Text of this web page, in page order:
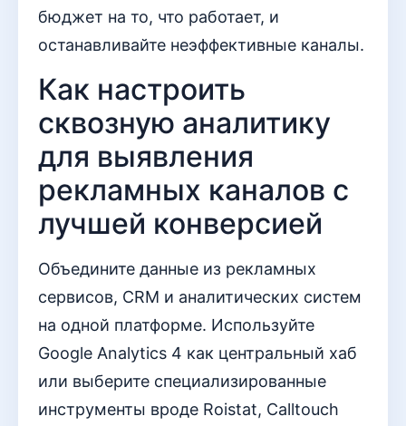
бюджет на то, что работает, и
останавливайте неэффективные каналы.
Как настроить
сквозную аналитику
для выявления
рекламных каналов с
лучшей конверсией
Объедините данные из рекламных
сервисов, CRM и аналитических систем
на одной платформе. Используйте
Google Analytics 4 как центральный хаб
или выберите специализированные
инструменты вроде Roistat, Calltouch